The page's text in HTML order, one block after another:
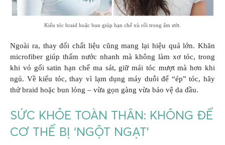
Kiểu tóc braid hoặc bun giúp hạn chế xù rối trong ẩm ướt.
Ngoài ra, thay đổi chất liệu cũng mang lại hiệu quả lớn. Khăn
microfiber giúp thấm nước nhanh mà không làm xơ tóc, trong
khi vỏ gối satin hạn chế ma sát, giữ mái tóc mượt mà hơn khi
ngủ. Về kiểu tóc, thay vì lạm dụng máy duỗi để “ép” tóc, hãy
thử braid hoặc bun lỏng – vừa gọn gàng vừa bảo vệ da đầu.
SỨC KHỎE TOÀN THÂN: KHÔNG ĐỂ
CƠ THỂ BỊ ‘NGỘT NGẠT’